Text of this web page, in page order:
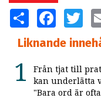
SHARE FACEBOOK
Liknande
Från tjat till prat
kan underlätta
"Bara ord är